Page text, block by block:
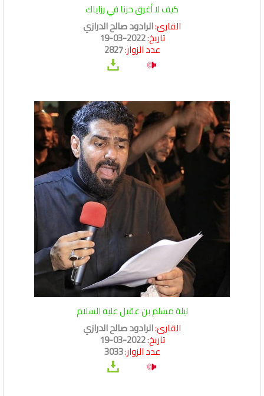
كيف لا أغرق حزنا في رزاياك
القارئ:الرادود صالح الدرازي
تاريخ:2022-03-19
عدد الزوار:2827
ليلة مسلم بن عقيل عليه السلام
القارئ:الرادود صالح الدرازي
تاريخ:2022-03-19
عدد الزوار:3033